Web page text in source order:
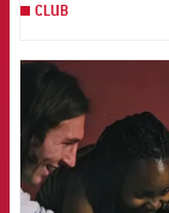
CLUB